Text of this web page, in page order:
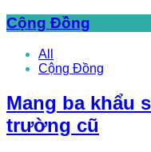
Cộng Đồng
All
Cộng Đồng
Mang ba khẩu
trường cũ